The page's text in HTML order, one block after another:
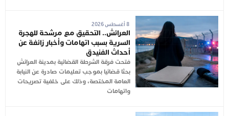
8 أغسطس 2026
العرائش.. التحقيق مع مرشحة للهجرة
السرية بسبب اتهامات وأخبار زائفة عن
أحداث الفنيدق
فتحت فرقة الشرطة القضائية بمدينة العرائش
بحثا قضائيا بموجب تعليمات صادرة عن النيابة
العامة المختصة، وذلك على خلفية تصريحات
واتهامات